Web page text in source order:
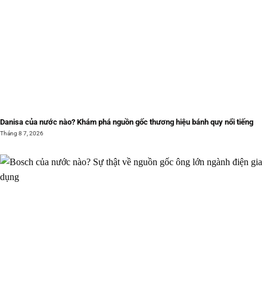
Danisa của nước nào? Khám phá nguồn gốc thương hiệu bánh quy nổi tiếng
Tháng 8 7, 2026